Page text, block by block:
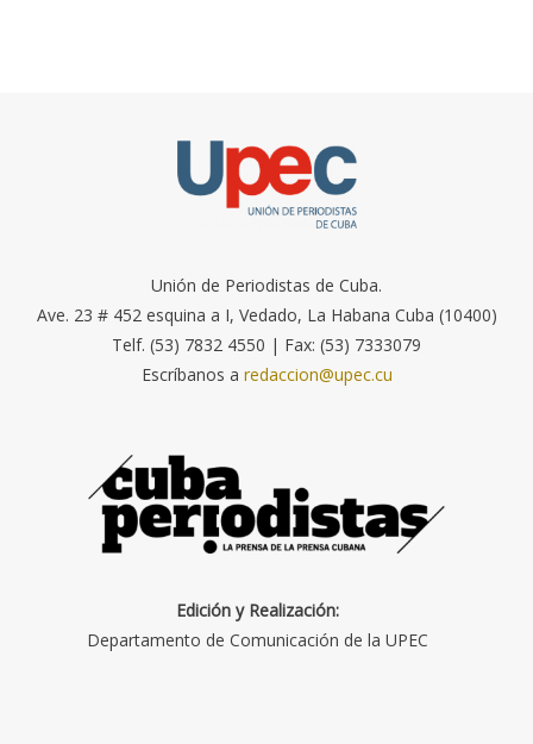
Unión de Periodistas de Cuba.
Ave. 23 # 452 esquina a I, Vedado, La Habana Cuba (10400)
Telf. (53) 7832 4550 | Fax: (53) 7333079
Escríbanos a redaccion@upec.cu
Edición y Realización:
Departamento de Comunicación de la UPEC